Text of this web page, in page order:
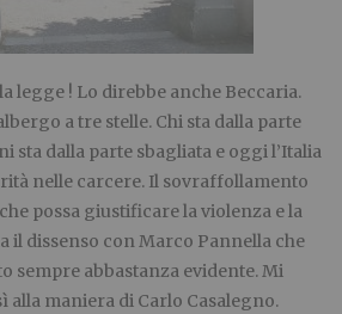
legge ! Lo direbbe anche Beccaria.
a tre stelle. Chi sta dalla parte
sta dalla parte sbagliata e oggi l’Italia
nelle carcere. Il sovraffollamento
possa giustificare la violenza e la
il dissenso con Marco Pannella che
sempre abbastanza evidente. Mi
alla maniera di Carlo Casalegno.